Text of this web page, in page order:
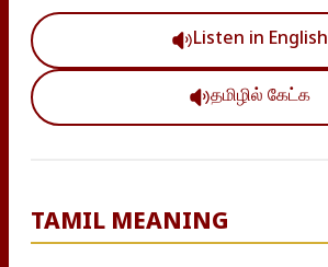
Listen in English
தமிழில் கேட்க
TAMIL MEANING